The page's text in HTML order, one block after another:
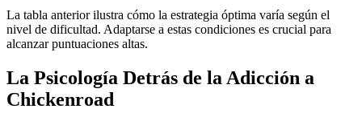
La tabla anterior ilustra cómo la estrategia óptima varía según el
nivel de dificultad. Adaptarse a estas condiciones es crucial para
alcanzar puntuaciones altas.
La Psicología Detrás de la Adicción a
Chickenroad